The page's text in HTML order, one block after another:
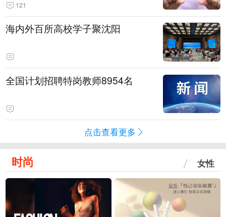
121
海内外百所高校学子聚沈阳
全国计划招聘特岗教师8954名
点击查看更多
时尚 女性